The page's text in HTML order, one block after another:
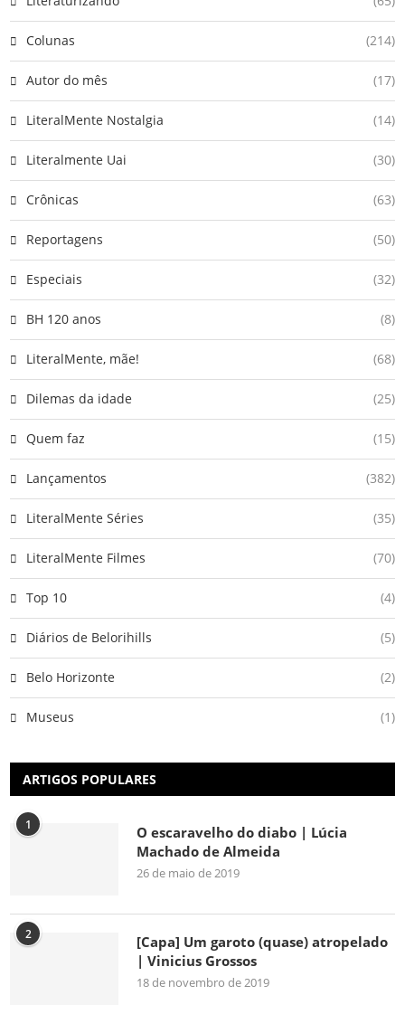
Colunas (214)
Autor do mês (17)
LiteralMente Nostalgia (14)
Literalmente Uai (30)
Crônicas (63)
Reportagens (50)
Especiais (32)
BH 120 anos (8)
LiteralMente, mãe! (68)
Dilemas da idade (25)
Quem faz (15)
Lançamentos (382)
LiteralMente Séries (35)
LiteralMente Filmes (70)
Top 10 (4)
Diários de Belorihills (5)
Belo Horizonte (2)
Museus (1)
ARTIGOS POPULARES
1
O escaravelho do diabo | Lúcia
Machado de Almeida
26 de maio de 2019
2
[Capa] Um garoto (quase) atropelado
| Vinicius Grossos
18 de novembro de 2019